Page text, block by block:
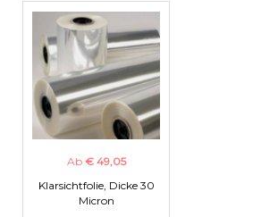
Ab € 49,05
Klarsichtfolie, Dicke 30
Micron